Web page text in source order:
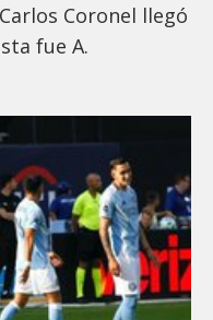
Coronel llegó
fue A.